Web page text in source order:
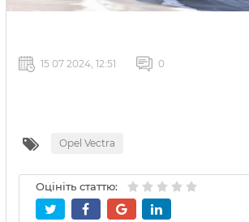
15 07 2024, 12:51 0
Opel Vectra
Оцініть статтю: